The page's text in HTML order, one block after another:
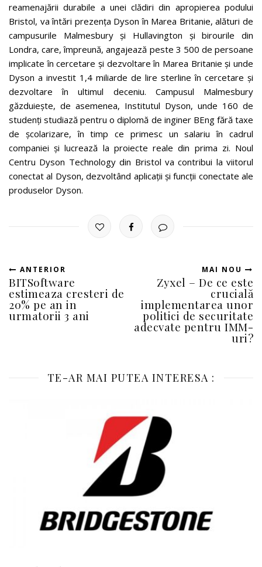
reamenajării durabile a unei clădiri din apropierea podului
Bristol, va întări prezența Dyson în Marea Britanie, alături de
campusurile Malmesbury și Hullavington și birourile din
Londra, care, împreună, angajează peste 3 500 de persoane
implicate în cercetare și dezvoltare în Marea Britanie și unde
Dyson a investit 1,4 miliarde de lire sterline în cercetare și
dezvoltare în ultimul deceniu. Campusul Malmesbury
găzduiește, de asemenea, Institutul Dyson, unde 160 de
studenți studiază pentru o diplomă de inginer BEng fără taxe
de școlarizare, în timp ce primesc un salariu în cadrul
companiei și lucrează la proiecte reale din prima zi. Noul
Centru Dyson Technology din Bristol va contribui la viitorul
conectat al Dyson, dezvoltând aplicații și funcții conectate ale
produselor Dyson.
ANTERIOR
BITSoftware
estimeaza cresteri de
20% pe an in
urmatorii 3 ani
MAI NOU
Zyxel – De ce este
crucială
implementarea unor
politici de securitate
adecvate pentru IMM-
uri?
TE-AR MAI PUTEA INTERESA :